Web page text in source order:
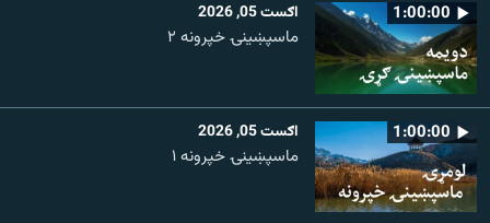
1:00:00 اګست 05, 2026
ماسپښينۍ خپرونه ۲
1:00:00 اګست 05, 2026
ماسپښينۍ خپرونه ۱